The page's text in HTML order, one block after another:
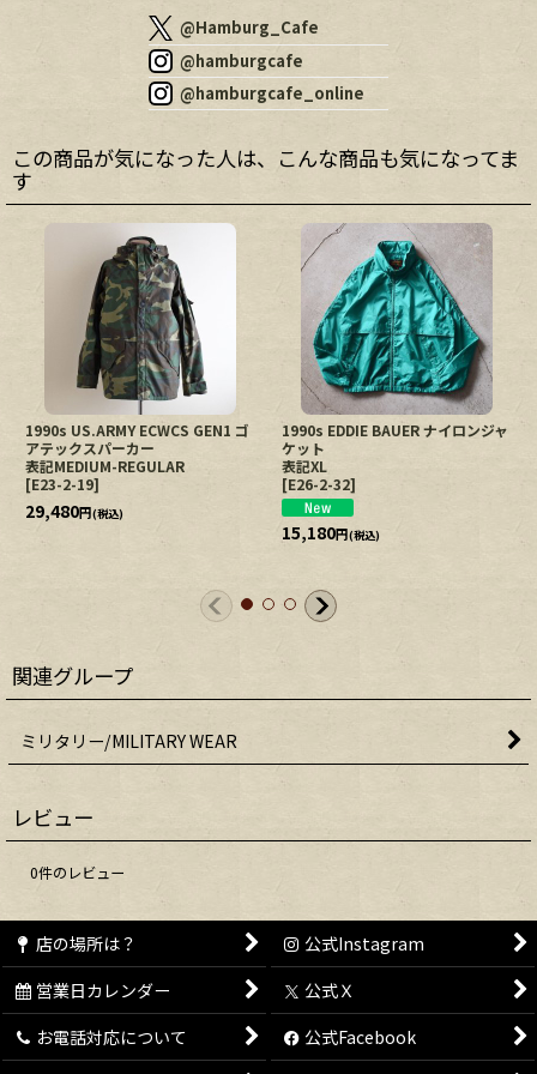
@Hamburg_Cafe
@hamburgcafe
@hamburgcafe_online
この商品が気になった人は、こんな商品も気になってま
す
1990s US.ARMY ECWCS GEN1 ゴ
アテックスパーカー
表記MEDIUM-REGULAR
[E23-2-19]
29,480円(税込)
1990s EDDIE BAUER ナイロンジャ
ケット
表記XL
[E26-2-32]
15,180円(税込)
関連グループ
ミリタリー/MILITARY WEAR
レビュー
0件のレビュー
店の場所は？
公式Instagram
営業日カレンダー
公式Ｘ
お電話対応について
公式Facebook